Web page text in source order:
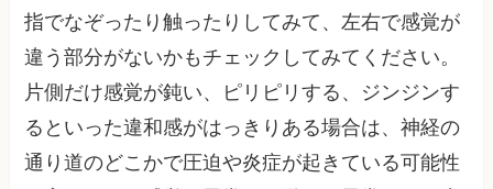
指でなぞったり触ったりしてみて、左右で感覚が
違う部分がないかもチェックしてみてください。
片側だけ感覚が鈍い、ピリピリする、ジンジンす
るといった違和感がはっきりある場合は、神経の
通り道のどこかで圧迫や炎症が起きている可能性